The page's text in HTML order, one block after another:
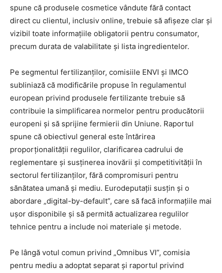
spune că produsele cosmetice vândute fără contact
direct cu clientul, inclusiv online, trebuie să afișeze clar și
vizibil toate informațiile obligatorii pentru consumator,
precum durata de valabilitate și lista ingredientelor.
Pe segmentul fertilizanților, comisiile ENVI și IMCO
subliniază că modificările propuse în regulamentul
european privind produsele fertilizante trebuie să
contribuie la simplificarea normelor pentru producătorii
europeni și să sprijine fermierii din Uniune. Raportul
spune că obiectivul general este întărirea
proporționalității regulilor, clarificarea cadrului de
reglementare și susținerea inovării și competitivității în
sectorul fertilizanților, fără compromisuri pentru
sănătatea umană și mediu. Eurodeputații susțin și o
abordare „digital-by-default”, care să facă informațiile mai
ușor disponibile și să permită actualizarea regulilor
tehnice pentru a include noi materiale și metode.
Pe lângă votul comun privind „Omnibus VI”, comisia
pentru mediu a adoptat separat și raportul privind